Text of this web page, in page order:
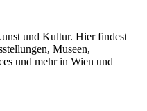
und Kultur. Hier findest
Museen,
und mehr in Wien und